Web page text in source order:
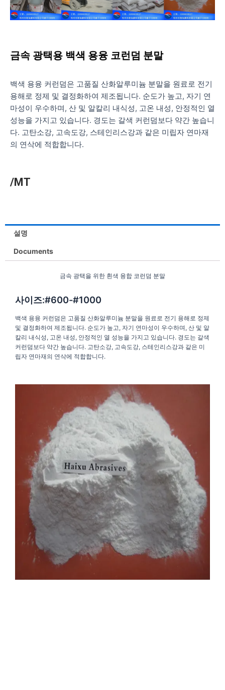
금속 광택용 백색 용융 코런덤 분말
백색 용융 커런덤은 고품질 산화알루미늄 분말을 원료로 전기
용해로 정제 및 결정화하여 제조됩니다. 순도가 높고, 자기 연
마성이 우수하며, 산 및 알칼리 내식성, 고온 내성, 안정적인 열
성능을 가지고 있습니다. 경도는 갈색 커런덤보다 약간 높습니
다. 고탄소강, 고속도강, 스테인리스강과 같은 미립자 연마재
의 연삭에 적합합니다.
/MT
설명
Documents
금속 광택을 위한 흰색 융합 코런덤 분말
사이즈:#600-#1000
백색 용융 커런덤은 고품질 산화알루미늄 분말을 원료로 전기 용해로 정제
및 결정화하여 제조됩니다. 순도가 높고, 자기 연마성이 우수하며, 산 및 알
칼리 내식성, 고온 내성, 안정적인 열 성능을 가지고 있습니다. 경도는 갈색
커런덤보다 약간 높습니다. 고탄소강, 고속도강, 스테인리스강과 같은 미
립자 연마재의 연삭에 적합합니다.